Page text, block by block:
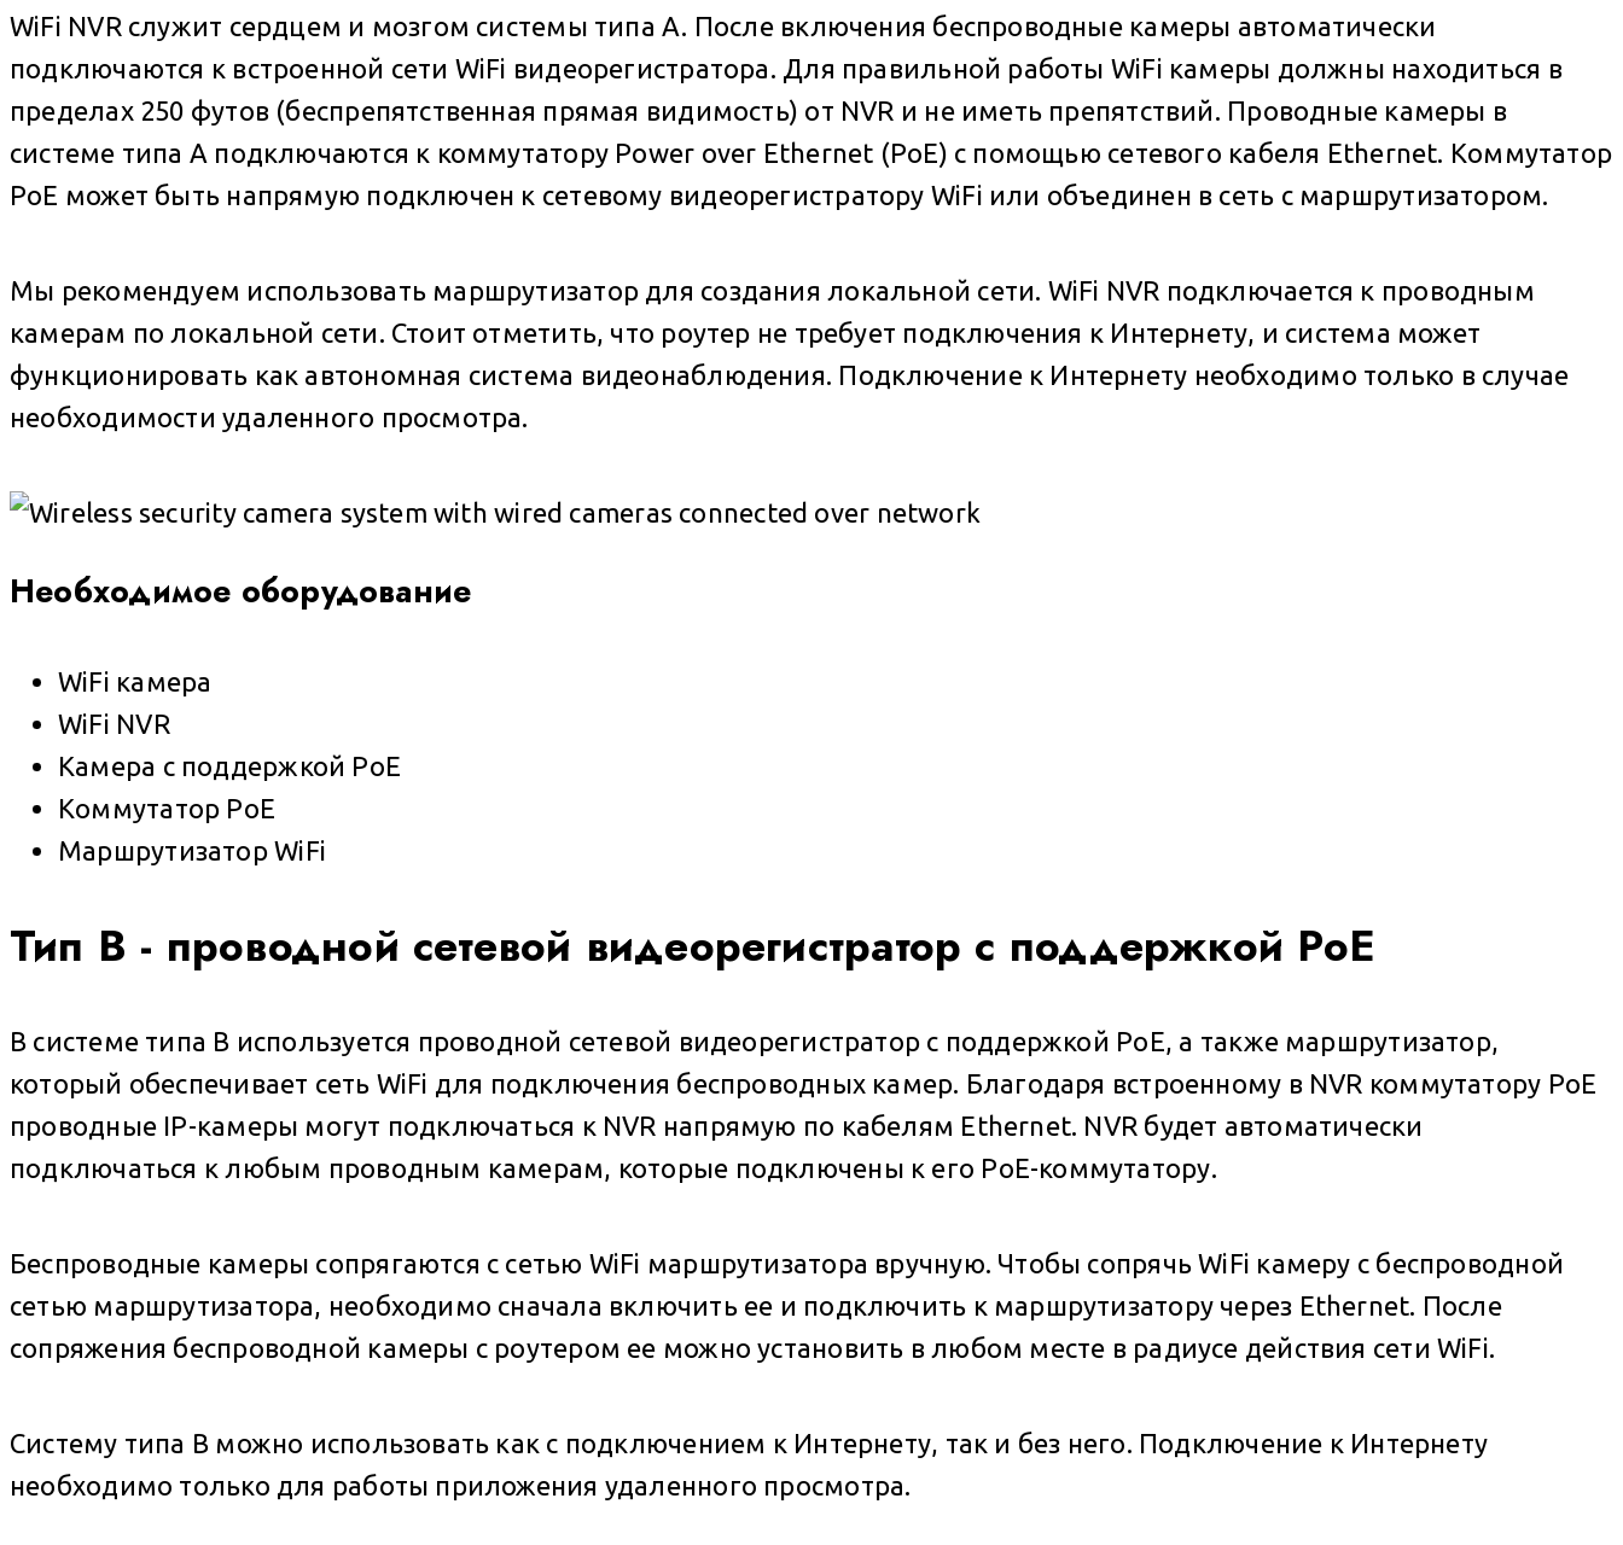
WiFi NVR служит сердцем и мозгом системы типа A. После включения беспроводные камеры автоматически
подключаются к встроенной сети WiFi видеорегистратора. Для правильной работы WiFi камеры должны находиться в
пределах 250 футов (беспрепятственная прямая видимость) от NVR и не иметь препятствий. Проводные камеры в
системе типа A подключаются к коммутатору Power over Ethernet (PoE) с помощью сетевого кабеля Ethernet. Коммутатор
PoE может быть напрямую подключен к сетевому видеорегистратору WiFi или объединен в сеть с маршрутизатором.
Мы рекомендуем использовать маршрутизатор для создания локальной сети. WiFi NVR подключается к проводным
камерам по локальной сети. Стоит отметить, что роутер не требует подключения к Интернету, и система может
функционировать как автономная система видеонаблюдения. Подключение к Интернету необходимо только в случае
необходимости удаленного просмотра.
Необходимое оборудование
WiFi камера
WiFi NVR
Камера с поддержкой PoE
Коммутатор PoE
Маршрутизатор WiFi
Тип B - проводной сетевой видеорегистратор с поддержкой PoE
В системе типа B используется проводной сетевой видеорегистратор с поддержкой PoE, а также маршрутизатор,
который обеспечивает сеть WiFi для подключения беспроводных камер. Благодаря встроенному в NVR коммутатору PoE
проводные IP-камеры могут подключаться к NVR напрямую по кабелям Ethernet. NVR будет автоматически
подключаться к любым проводным камерам, которые подключены к его PoE-коммутатору.
Беспроводные камеры сопрягаются с сетью WiFi маршрутизатора вручную. Чтобы сопрячь WiFi камеру с беспроводной
сетью маршрутизатора, необходимо сначала включить ее и подключить к маршрутизатору через Ethernet. После
сопряжения беспроводной камеры с роутером ее можно установить в любом месте в радиусе действия сети WiFi.
Систему типа B можно использовать как с подключением к Интернету, так и без него. Подключение к Интернету
необходимо только для работы приложения удаленного просмотра.